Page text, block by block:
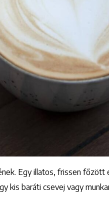
Egy illatos, frissen főzött
kis baráti csevej vagy